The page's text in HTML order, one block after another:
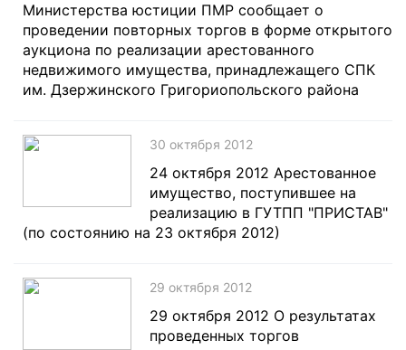
Министерства юстиции ПМР сообщает о
проведении повторных торгов в форме открытого
аукциона по реализации арестованного
недвижимого имущества, принадлежащего СПК
им. Дзержинского Григориопольского района
30 октября 2012
24 октября 2012 Арестованное
имущество, поступившее на
реализацию в ГУТПП "ПРИСТАВ"
(по состоянию на 23 октября 2012)
29 октября 2012
29 октября 2012 О результатах
проведенных торгов